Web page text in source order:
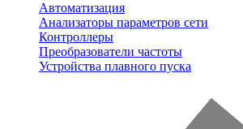
Автоматизация
Анализаторы параметров сети
Контроллеры
Преобразователи частоты
Устройства плавного пуска